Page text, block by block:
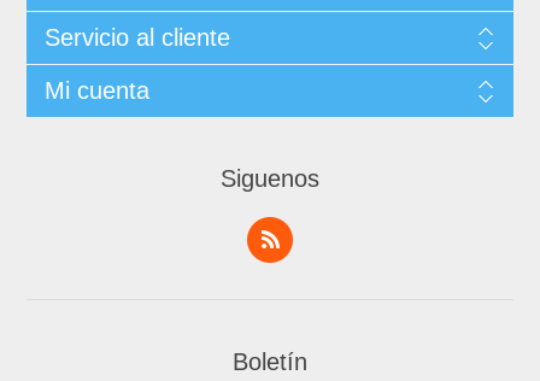
Servicio al cliente
Mi cuenta
Siguenos
Boletín